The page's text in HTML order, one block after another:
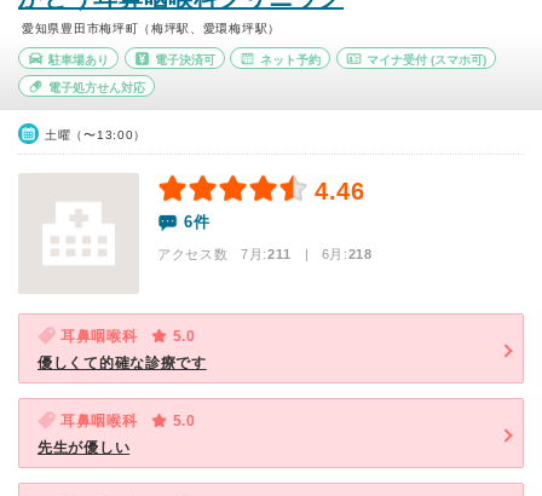
愛知県豊田市梅坪町（梅坪駅、愛環梅坪駅）
駐車場あり 電子決済可 ネット予約 マイナ受付 (スマホ可)
電子処方せん対応
土曜（〜13:00）
4.46
6件
アクセス数 7月:211 | 6月:218
耳鼻咽喉科
5.0
優しくて的確な診療です
耳鼻咽喉科
5.0
先生が優しい